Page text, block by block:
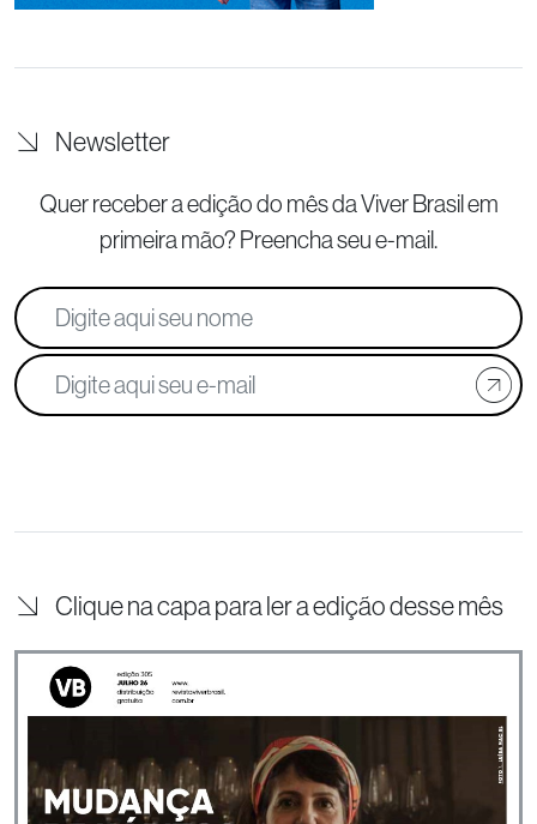
Newsletter
Quer receber a edição do mês da Viver Brasilem
primeira mão? Preencha seu e-mail.
Clique na capa para ler a edição desse mês